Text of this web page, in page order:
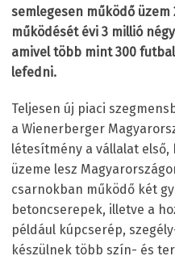
semlegesen működő
működését évi 3 millió
amivel több mint 300
lefedni.
Teljesen új piaci
a Wienerberger
létesítmény a vállalat
üzeme lesz
csarnokban működő két
betoncserepek, illetve a
például kúpcserép,
készülnek több szín- és